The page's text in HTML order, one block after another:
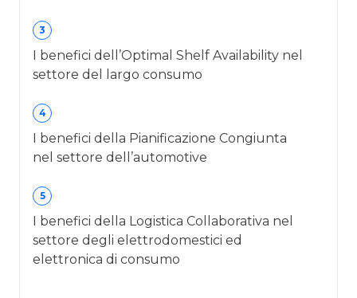
3
I benefici dell’Optimal Shelf Availability nel
settore del largo consumo
4
I benefici della Pianificazione Congiunta
nel settore dell’automotive
5
I benefici della Logistica Collaborativa nel
settore degli elettrodomestici ed
elettronica di consumo